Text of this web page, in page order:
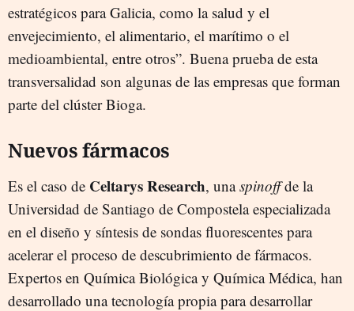
estratégicos para Galicia, como la salud y el
envejecimiento, el alimentario, el marítimo o el
medioambiental, entre otros”. Buena prueba de esta
transversalidad son algunas de las empresas que forman
parte del clúster Bioga.
Nuevos fármacos
Es el caso de Celtarys Research, unaspinoffde la
Universidad de Santiago de Compostela especializada
en el diseño y síntesis de sondas fluorescentes para
acelerar el proceso de descubrimiento de fármacos.
Expertos en Química Biológica y Química Médica, han
desarrollado una tecnología propia para desarrollar